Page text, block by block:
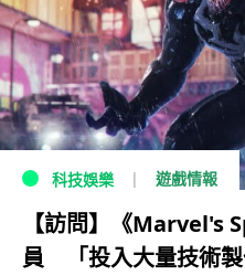
科技娛樂 遊戲情報
【訪問】《Marvel's
員 「投入大量技術製